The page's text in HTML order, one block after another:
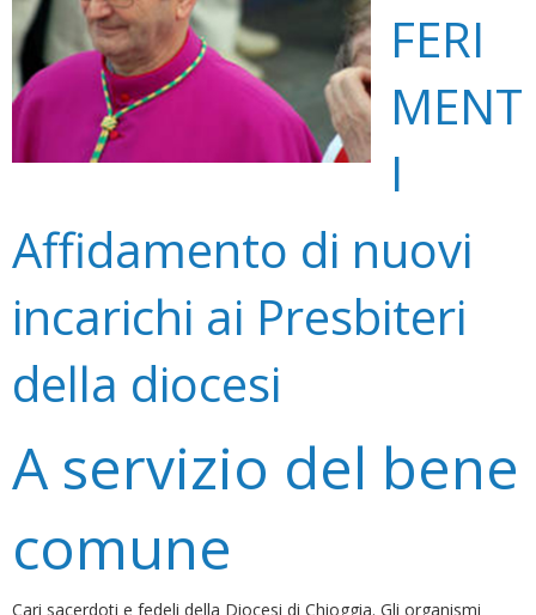
FERI
MENT
I
Affidamento di nuovi
incarichi ai Presbiteri
della diocesi
A servizio del bene
comune
Cari sacerdoti e fedeli della Diocesi di Chioggia. Gli organismi